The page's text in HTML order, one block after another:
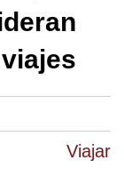
Viajar